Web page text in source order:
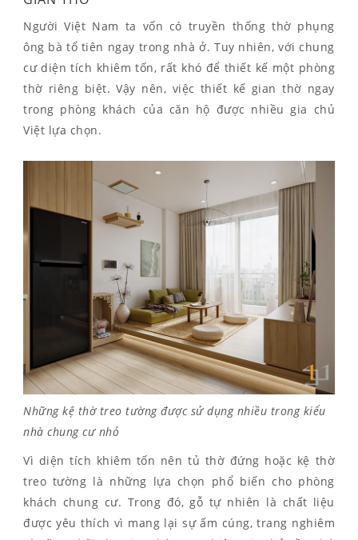
Người Việt Nam ta vốn có truyền thống thờ phụng
ông bà tổ tiên ngay trong nhà ở. Tuy nhiên, với chung
cư diện tích khiêm tốn, rất khó để thiết kế một phòng
thờ riêng biệt. Vậy nên, việc thiết kế gian thờ ngay
trong phòng khách của căn hộ được nhiều gia chủ
Việt lựa chọn.
Những kệ thờ treo tường được sử dụng nhiều trong kiểu
nhà chung cư nhỏ
Vì diện tích khiêm tốn nên tủ thờ đứng hoặc kệ thờ
treo tường là những lựa chọn phổ biến cho phòng
khách chung cư. Trong đó, gỗ tự nhiên là chất liệu
được yêu thích vì mang lại sự ấm cúng, trang nghiêm